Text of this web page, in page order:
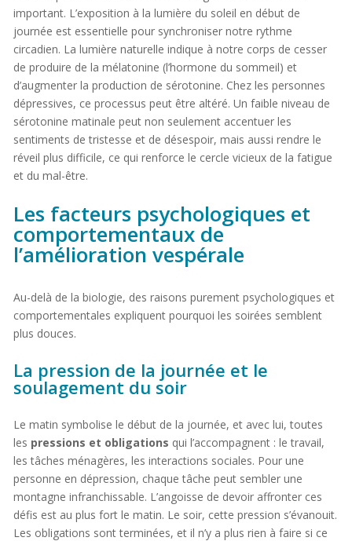
important. L’exposition à la lumière du soleil en début de
journée est essentielle pour synchroniser notre rythme
circadien. La lumière naturelle indique à notre corps de cesser
de produire de la mélatonine (l’hormone du sommeil) et
d’augmenter la production de sérotonine. Chez les personnes
dépressives, ce processus peut être altéré. Un faible niveau de
sérotonine matinale peut non seulement accentuer les
sentiments de tristesse et de désespoir, mais aussi rendre le
réveil plus difficile, ce qui renforce le cercle vicieux de la fatigue
et du mal-être.
Les facteurs psychologiques et
comportementaux de
l’amélioration vespérale
Au-delà de la biologie, des raisons purement psychologiques et
comportementales expliquent pourquoi les soirées semblent
plus douces.
La pression de la journée et le
soulagement du soir
Le matin symbolise le début de la journée, et avec lui, toutes
les pressions et obligations qui l’accompagnent : le travail,
les tâches ménagères, les interactions sociales. Pour une
personne en dépression, chaque tâche peut sembler une
montagne infranchissable. L’angoisse de devoir affronter ces
défis est au plus fort le matin. Le soir, cette pression s’évanouit.
Les obligations sont terminées, et il n’y a plus rien à faire si ce